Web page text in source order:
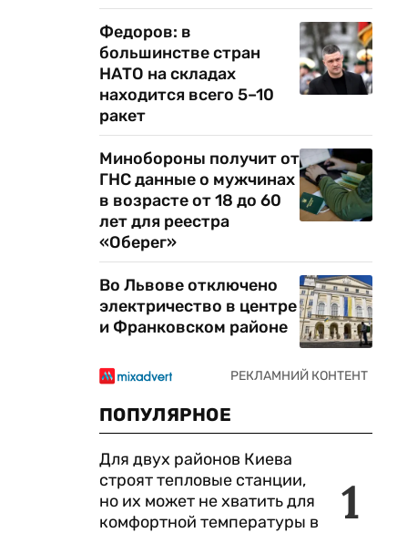
Федоров: в
большинстве стран
НАТО на складах
находится всего 5–10
ракет
Минобороны получит от
ГНС данные о мужчинах
в возрасте от 18 до 60
лет для реестра
«Оберег»
Во Львове отключено
электричество в центре
и Франковском районе
ПОПУЛЯРНОЕ
1
Для двух районов Киева
строят тепловые станции,
но их может не хватить для
комфортной температуры в